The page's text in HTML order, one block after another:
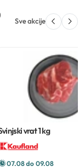
Sve akcije
vrat1 kg
07.08 do 09.08